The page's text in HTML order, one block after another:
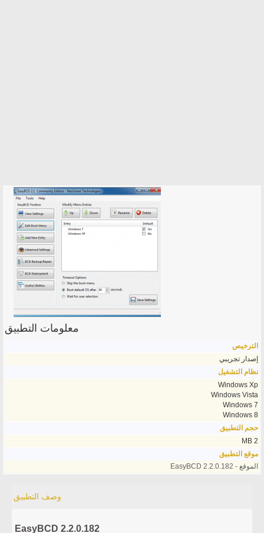
معلومات التطبيق
الترخيص
إصدار تجريبي
نظام التشغيل
Windows Xp
Windows Vista
Windows 7
Windows 8
حجم التطبيق
2 MB
موقع التطبيق
الموقع - EasyBCD 2.2.0.182
وصف التطبيق
EasyBCD 2.2.0.182